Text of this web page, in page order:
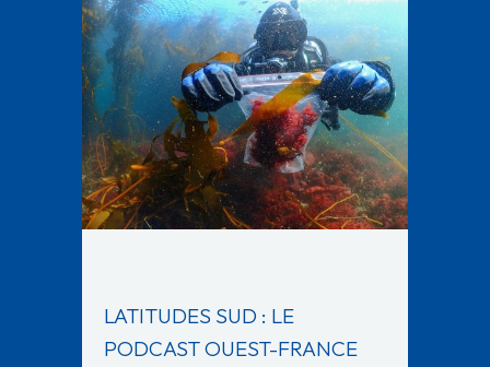
LATITUDES SUD : LE
PODCAST OUEST-FRANCE